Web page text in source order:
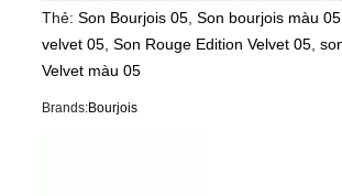
Thẻ:Son Bourjois 05 ,Son bourjois màu 05
velvet 05 ,Son Rouge Edition Velvet 05 ,
Velvet màu 05
Brands:Bourjois